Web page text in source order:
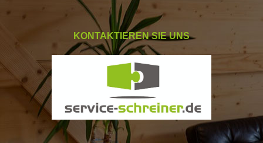
KONTAKTIEREN SIE UNS